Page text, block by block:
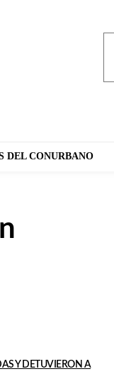
DEL CONURBANO
Y DETUVIERON A